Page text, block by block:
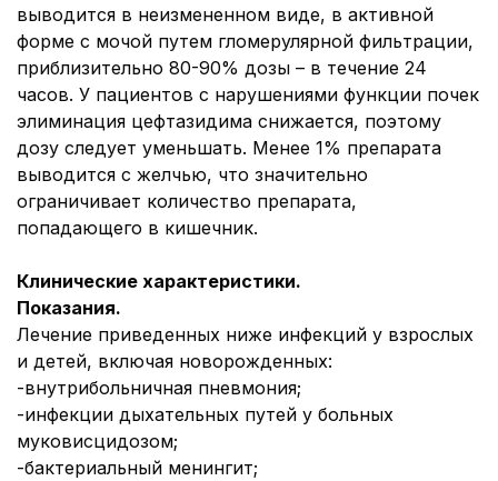
выводится в неизмененном виде, в активной
форме с мочой путем гломерулярной фильтрации,
приблизительно 80-90% дозы – в течение 24
часов. У пациентов с нарушениями функции почек
элиминация цефтазидима снижается, поэтому
дозу следует уменьшать. Менее 1% препарата
выводится с желчью, что значительно
ограничивает количество препарата,
попадающего в кишечник.
Клинические характеристики.
Показания.
Лечение приведенных ниже инфекций у взрослых
и детей, включая новорожденных:
-внутрибольничная пневмония;
-инфекции дыхательных путей у больных
муковисцидозом;
-бактериальный менингит;